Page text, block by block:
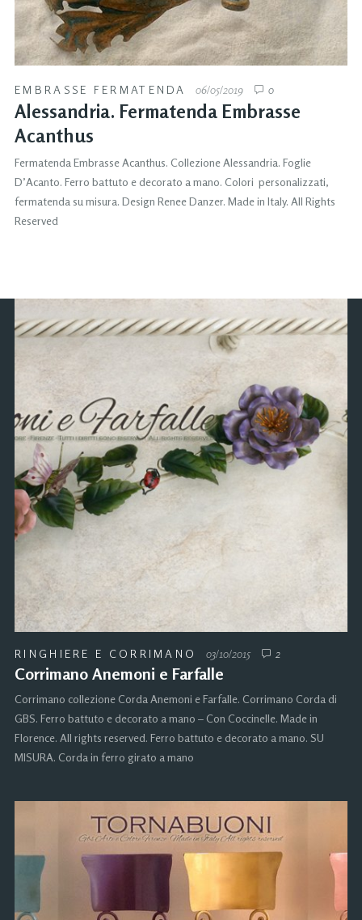
EMBRASSE FERMATENDA 06/05/2019 0
Alessandria. Fermatenda Embrasse
Acanthus
Fermatenda Embrasse Acanthus. Collezione Alessandria. Foglie
D’Acanto. Ferro battuto e decorato a mano. Colori personalizzati,
fermatenda su misura. Design Renee Danzer. Made in Italy. All Rights
Reserved
RINGHIERE E CORRIMANO 03/10/2015 2
Corrimano Anemoni e Farfalle
Corrimano collezione Corda Anemoni e Farfalle. Corrimano Corda di
GBS. Ferro battuto e decorato a mano – Con Coccinelle. Made in
Florence. All rights reserved. Ferro battuto e decorato a mano. SU
MISURA. Corda in ferro girato a mano